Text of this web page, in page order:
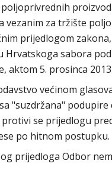
vezanim za tržište
prijedlogom zakona,
Hrvatskoga sabora
aktom 5. prosinca 2013.
većinom
"suzdržana" podupire
se prijedlogu
po hitnom postupku.
prijedloga Odbor